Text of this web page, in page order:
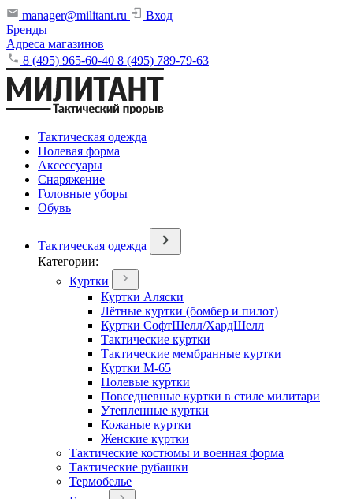
manager@militant.ru
Вход
Бренды
Адреса магазинов
8 (495) 965-60-40 8 (495) 789-79-63
Тактическая одежда
Полевая форма
Аксессуары
Снаряжение
Головные уборы
Обувь
Тактическая одежда
Категории:
Куртки
Куртки Аляски
Лётные куртки (бомбер и пилот)
Куртки СофтШелл/ХардШелл
Тактические куртки
Тактические мембранные куртки
Куртки М-65
Полевые куртки
Повседневные куртки в стиле милитари
Утепленные куртки
Кожаные куртки
Женские куртки
Тактические костюмы и военная форма
Тактические рубашки
Термобелье